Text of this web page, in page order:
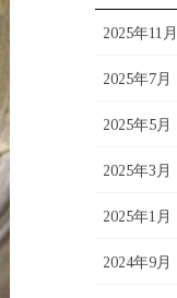
2025年11月
2025年7月
2025年5月
2025年3月
2025年1月
2024年9月